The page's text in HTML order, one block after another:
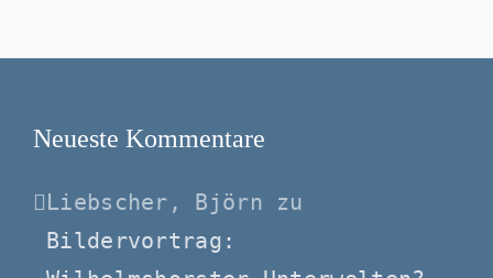
Neueste Kommentare
Liebscher, Björn zu
Bildervortrag: